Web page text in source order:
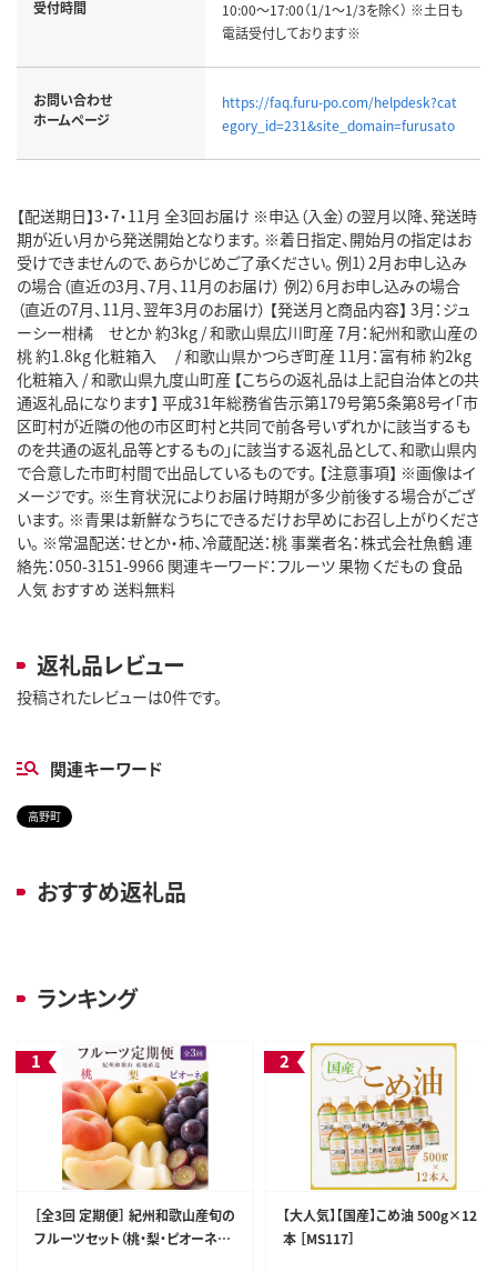
受付時間
10:00～17:00（1/1～1/3を除く） ※土日も
電話受付しております※
お問い合わせ
ホームページ
https://faq.furu-po.com/helpdesk?cat
egory_id=231&site_domain=furusato
【配送期日】3・7・11月 全3回お届け ※申込（入金）の翌月以降、発送時
期が近い月から発送開始となります。 ※着日指定、開始月の指定はお
受けできませんので、あらかじめご了承ください。 例1）2月お申し込み
の場合（直近の3月、7月、11月のお届け） 例2）6月お申し込みの場合
（直近の7月、11月、翌年3月のお届け） 【発送月と商品内容】 3月：ジュ
ーシー柑橘 せとか 約3kg / 和歌山県広川町産 7月：紀州和歌山産の
桃 約1.8kg 化粧箱入 / 和歌山県かつらぎ町産 11月：富有柿 約2kg
化粧箱入 / 和歌山県九度山町産 【こちらの返礼品は上記自治体との共
通返礼品になります】 平成31年総務省告示第179号第5条第8号イ「市
区町村が近隣の他の市区町村と共同で前各号いずれかに該当するも
のを共通の返礼品等とするもの」に該当する返礼品として、和歌山県内
で合意した市町村間で出品しているものです。 【注意事項】 ※画像はイ
メージです。 ※生育状況によりお届け時期が多少前後する場合がござ
います。 ※青果は新鮮なうちにできるだけお早めにお召し上がりくださ
い。 ※常温配送：せとか・柿、冷蔵配送：桃 事業者名：株式会社魚鶴 連
絡先：050-3151-9966 関連キーワード：フルーツ 果物 くだもの 食品
人気 おすすめ 送料無料
返礼品レビュー
投稿されたレビューは0件です。
関連キーワード
高野町
おすすめ返礼品
ランキング
［全3回 定期便］ 紀州和歌山産旬の
フルーツセット（桃・梨・ピオーネ）
【大人気】【国産】こめ油 500g×12
本 ［MS117］